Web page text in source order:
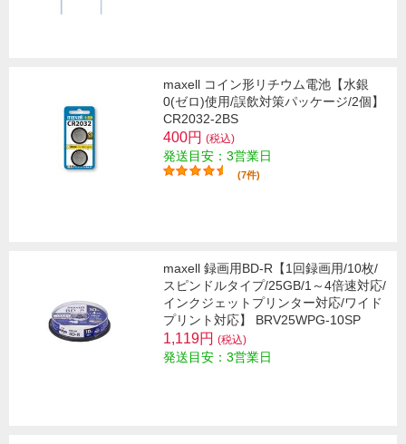
maxell コイン形リチウム電池【水銀
0(ゼロ)使用/誤飲対策パッケージ/2個】
CR2032-2BS
400円 (税込)
発送目安：3営業日
(7件)
maxell 録画用BD-R【1回録画用/10枚/
スピンドルタイプ/25GB/1～4倍速対応/
インクジェットプリンター対応/ワイド
プリント対応】 BRV25WPG-10SP
1,119円 (税込)
発送目安：3営業日